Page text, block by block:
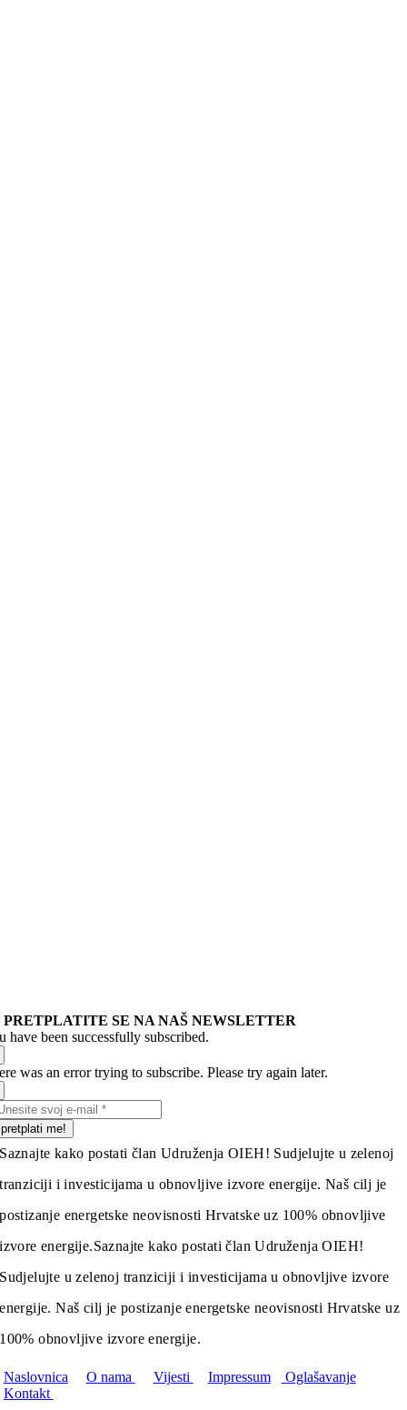
PRETPLATITE SE NA NAŠ NEWSLETTER
have been successfully subscribed.
was an error trying to subscribe. Please try again later.
pretplati me!
Saznajte kako postati član Udruženja OIEH! Sudjelujte u zelenoj
tranziciji i investicijama u obnovljive izvore energije. Naš cilj je
postizanje energetske neovisnosti Hrvatske uz 100% obnovljive
izvore energije.Saznajte kako postati član Udruženja OIEH!
Sudjelujte u zelenoj tranziciji i investicijama u obnovljive izvore
energije. Naš cilj je postizanje energetske neovisnosti Hrvatske uz
100% obnovljive izvore energije.
Naslovnica O nama Vijesti Impressum
Oglašavanje
Kontakt